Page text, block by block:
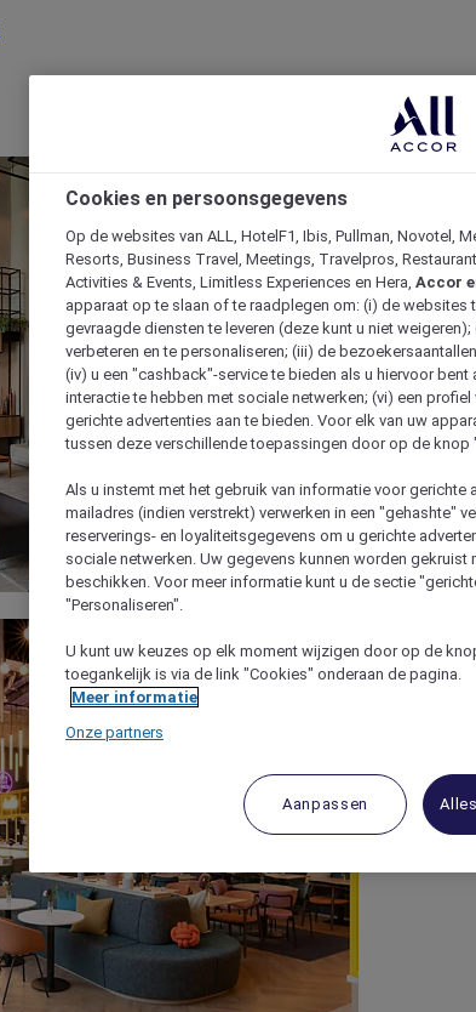
Cookies en persoonsgegevens
Op de websites van ALL, HotelF1, Ibis, Pullman, Novotel,
Resorts, Business Travel, Meetings, Travelpros,
Activities & Events, Limitless Experiences en Hera, Accor
apparaat op te slaan of te raadplegen om: (i) de websites
gevraagde diensten te leveren (deze kunt u niet
verbeteren en te personaliseren; (iii) de
(iv) u een "cashback"-service te bieden als u hiervoor
interactie te hebben met sociale netwerken; (vi) een
gerichte advertenties aan te bieden. Voor elk van uw
tussen deze verschillende toepassingen door op de knop
Als u instemt met het gebruik van informatie voor gerichte
mailadres (indien verstrekt) verwerken in een "gehashte"
reserverings- en loyaliteitsgegevens om u gerichte
sociale netwerken. Uw gegevens kunnen worden gekruist
beschikken. Voor meer informatie kunt u de sectie
"Personaliseren".
U kunt uw keuzes op elk moment wijzigen door op de
toegankelijk is via de link "Cookies" onderaan de pagina.
Meer informatie
Onze partners
Aanpassen